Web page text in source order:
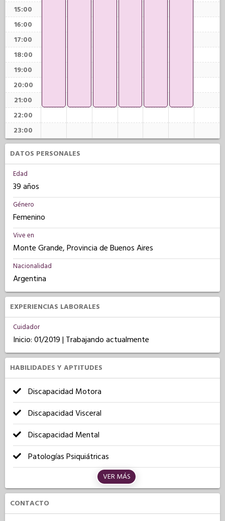
15:00
16:00
17:00
18:00
19:00
20:00
21:00
22:00
23:00
DATOS PERSONALES
Edad
39 años
Género
Femenino
Vive en
Monte Grande, Provincia de Buenos Aires
Nacionalidad
Argentina
EXPERIENCIAS LABORALES
Cuidador
Inicio: 01/2019 | Trabajando actualmente
HABILIDADES Y APTITUDES
Discapacidad Motora
Discapacidad Visceral
Discapacidad Mental
Patologías Psiquiátricas
VER MÁS
CONTACTO